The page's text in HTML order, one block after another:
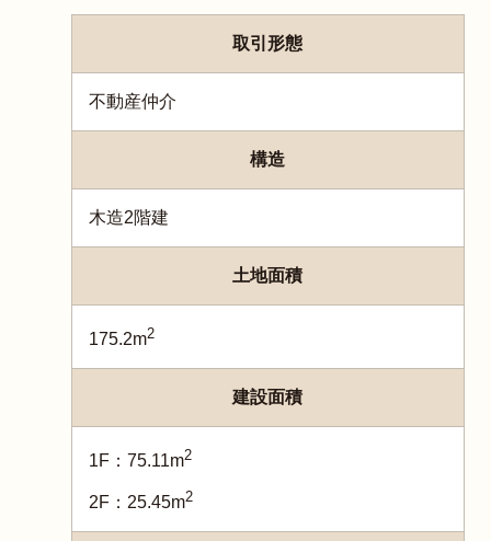
取引形態
不動産仲介
構造
木造2階建
土地面積
175.2m2
建設面積
1F：75.11m2
2F：25.45m2